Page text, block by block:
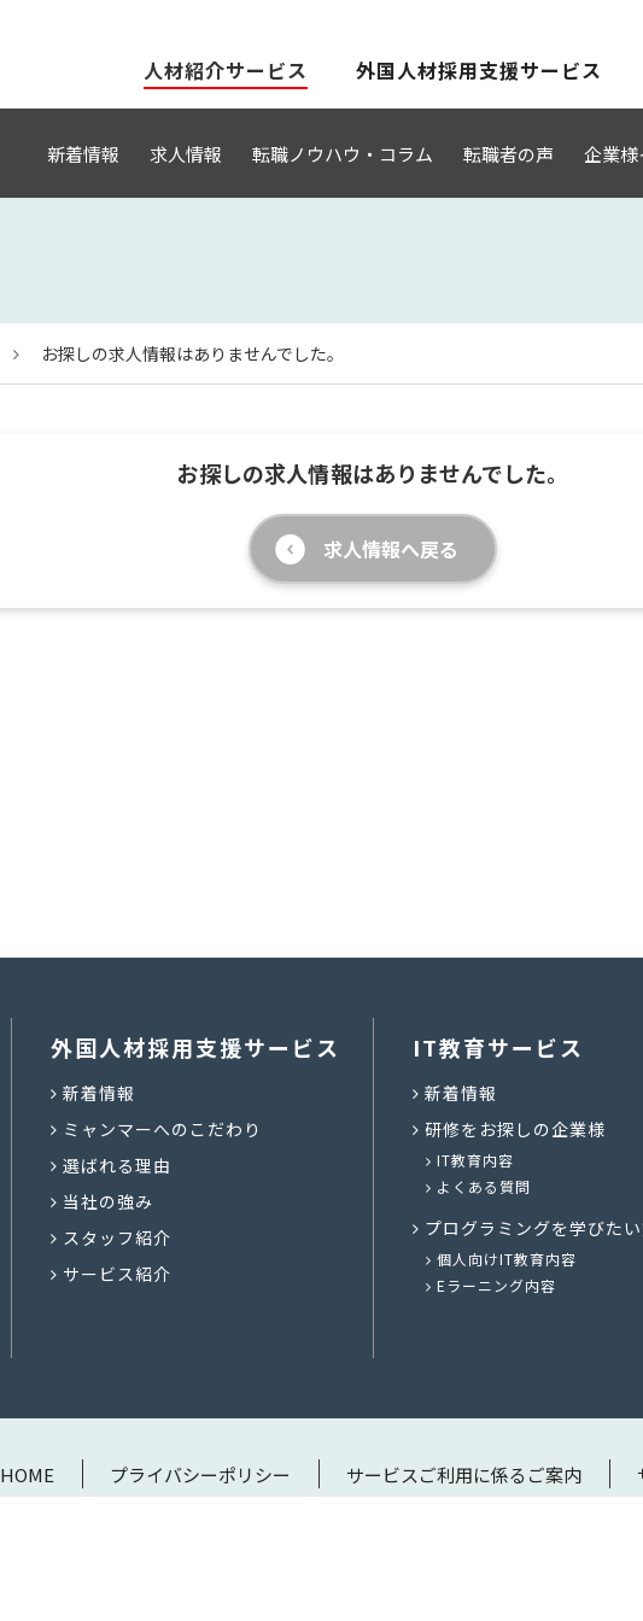
人材紹介サービス 外国人材採用支援サービス
新着情報 求人情報 転職ノウハウ・コラム 転職者の声 企業
お探しの求人情報はありませんでした。
お探しの求人情報はありませんでした。
求人情報へ戻る
外国人材採用支援サービス
新着情報
ミャンマーへのこだわり
選ばれる理由
当社の強み
スタッフ紹介
サービス紹介
IT教育サービス
新着情報
研修をお探しの企業様
IT教育内容
よくある質問
プログラミングを学びた
個人向けIT教育内容
Eラーニング内容
HOME プライバシーポリシー サービスご利用に係るご案内